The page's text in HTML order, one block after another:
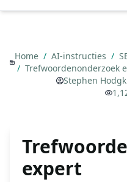
Home / AI-instructies /
/ Trefwoordenonderzoek
Stephen
expert